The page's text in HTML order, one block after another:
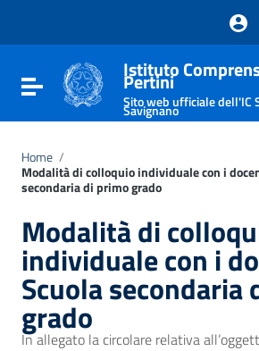
Vai al footer
Attiva / disattiva la navigazione
Istituto
Pertini
Sito web ufficiale dell'IC
Savignano
Home /
Modalità di colloquio individuale con i
secondaria di primo grado
Modalità di
individuale con i
Scuola secondaria
grado
In allegato la circolare relativa